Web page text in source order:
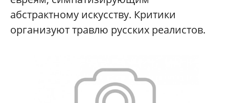
абстрактному искусству. Критики
организуют травлю русских реалистов.